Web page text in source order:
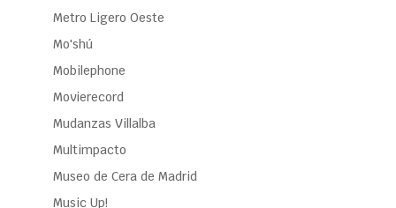
Metro Ligero Oeste
Mo'shú
Mobilephone
Movierecord
Mudanzas Villalba
Multimpacto
Museo de Cera de Madrid
Music Up!